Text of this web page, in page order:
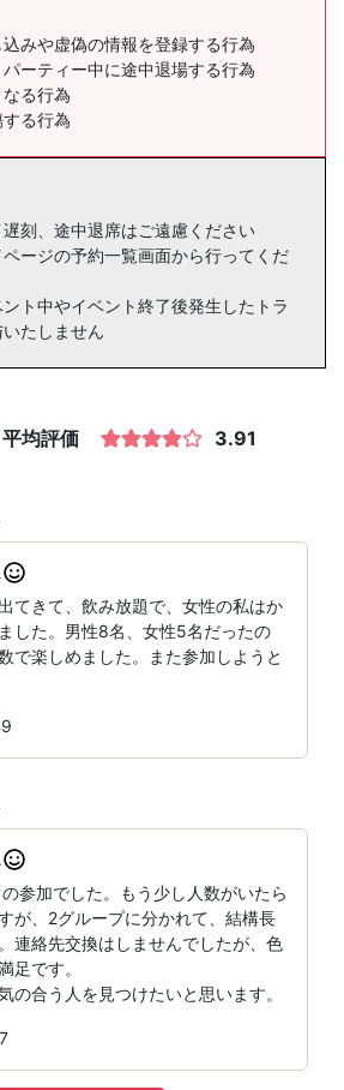
みや虚偽の情報を登録する行為
ーティー中に途中退場する行為
る行為
る行為
刻、途中退席はご遠慮ください
ージの予約一覧画面から行ってくだ
ト中やイベント終了後発生したトラ
たしません
平均評価 3.91
てきて、飲み放題で、女性の私はか
した。男性8名、女性5名だったの
で楽しめました。また参加しようと
参加でした。もう少し人数がいたら
が、2グループに分かれて、結構長
連絡先交換はしませんでしたが、色
足です。
の合う人を見つけたいと思います。